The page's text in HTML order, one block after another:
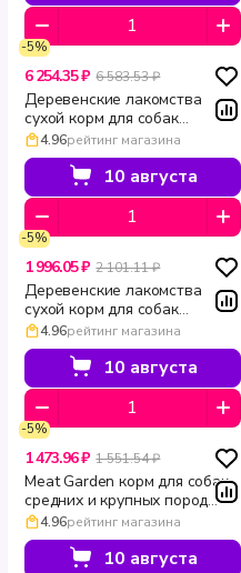
-5%
6 254.35 ₽ 6 583.53 ₽
Деревенские лакомства
сухой корм для собак
средних и крупных пород
Holistic Premier говядина с
рисом 7 кг
4.96рейтинг магазина
10 августа
-5%
1 996.05 ₽ 2 101.11 ₽
Деревенские лакомства
сухой корм для собак
средних и крупных пород
Holistic Premier утка с рисом 2
4.96рейтинг магазина
10 августа
-5%
1 473.96 ₽ 1 551.54 ₽
Meat Garden корм для собак
средних и крупных пород
гипоаллергенный индейка с
гречкой 2 кг
4.96рейтинг магазина
10 августа